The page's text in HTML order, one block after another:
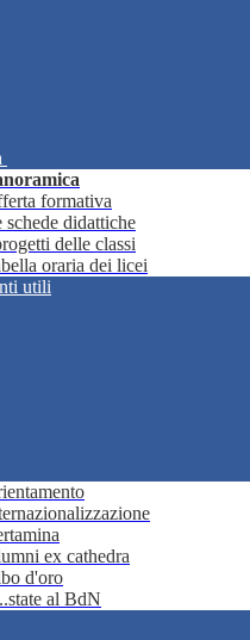
formativa
schede didattiche
delle classi
oraria dei licei
utili
ex cathedra
d'oro
al BdN